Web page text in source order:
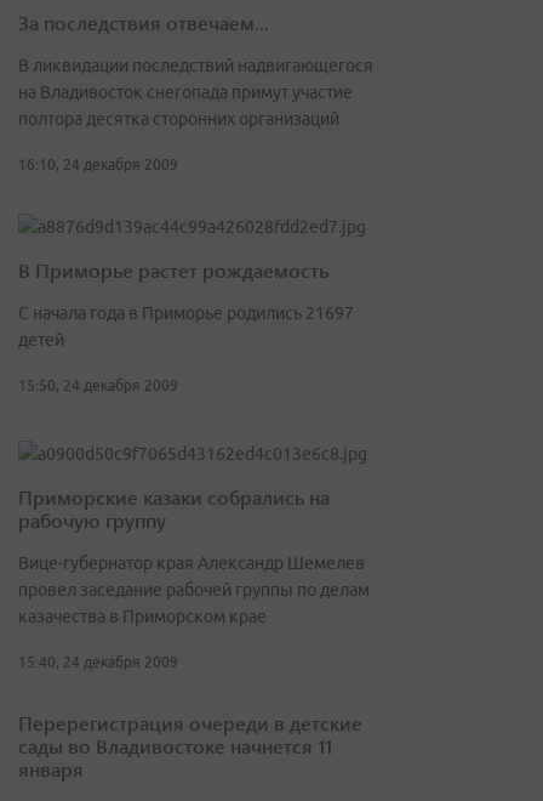
За последствия отвечаем...
В ликвидации последствий надвигающегося
на Владивосток снегопада примут участие
полтора десятка сторонних организаций
16:10, 24 декабря 2009
В Приморье растет рождаемость
С начала года в Приморье родились 21697
детей
15:50, 24 декабря 2009
Приморские казаки собрались на
рабочую группу
Вице-губернатор края Александр Шемелев
провел заседание рабочей группы по делам
казачества в Приморском крае
15:40, 24 декабря 2009
Перерегистрация очереди в детские
сады во Владивостоке начнется 11
января